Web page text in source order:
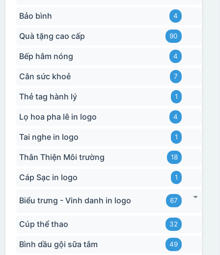
Bảo bình 4
Quà tặng cao cấp 90
Bếp hâm nóng 4
Cân sức khoẻ 7
Thẻ tag hành lý 1
Lọ hoa pha lê in logo 4
Tai nghe in logo 1
Thân Thiện Môi trường 18
Cáp Sạc in logo 1
Biểu trưng - Vinh danh in logo 67
Cúp thể thao 32
Bình dầu gội sữa tắm 49